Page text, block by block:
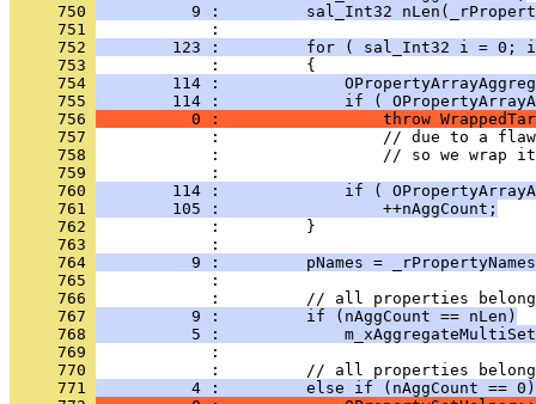
     750
9 :         sal_Int32
     751
     752
123 :         for ( sal_Int32 i = 0;
     753
     754
114 :
     755
114 :             if (
     756
0 :                 throw
     757
     758
     759
     760
114 :             if (
     761
        105 :                 ++nAggCount;
     762
     763
     764
9 :         pNames =
     765
     766
     767
          9 :         if (nAggCount == nLen)
     768
5 :
     769
     770
     771
          4 :         else if (nAggCount == 0)